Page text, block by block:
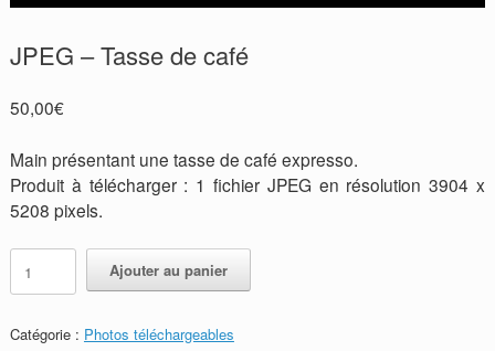
JPEG – Tasse de café
50,00€
Main présentant une tasse de café expresso.
Produit à télécharger : 1 fichier JPEG en résolution 3904 x
5208 pixels.
quantité
JPEG
Tasse
Ajouter au panier
Catégorie : Photos téléchargeables